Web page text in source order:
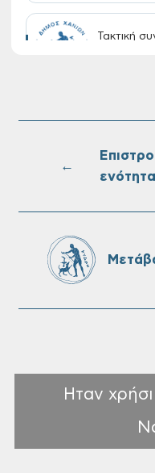
Τακτική
Πίνακες
Δήμου
←
ενότητα
Ηταν